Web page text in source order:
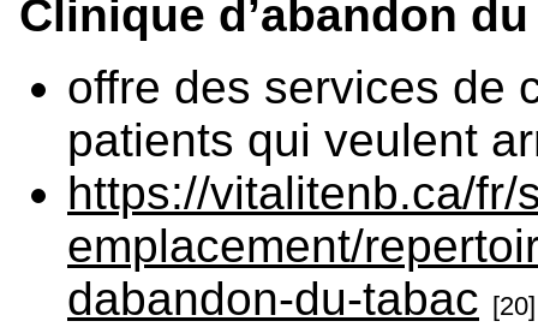
Clinique d’abandon
offre des services de
patients qui veulent
https://vitalitenb.ca/fr/
emplacement/
dabandon-du-tabac [20]